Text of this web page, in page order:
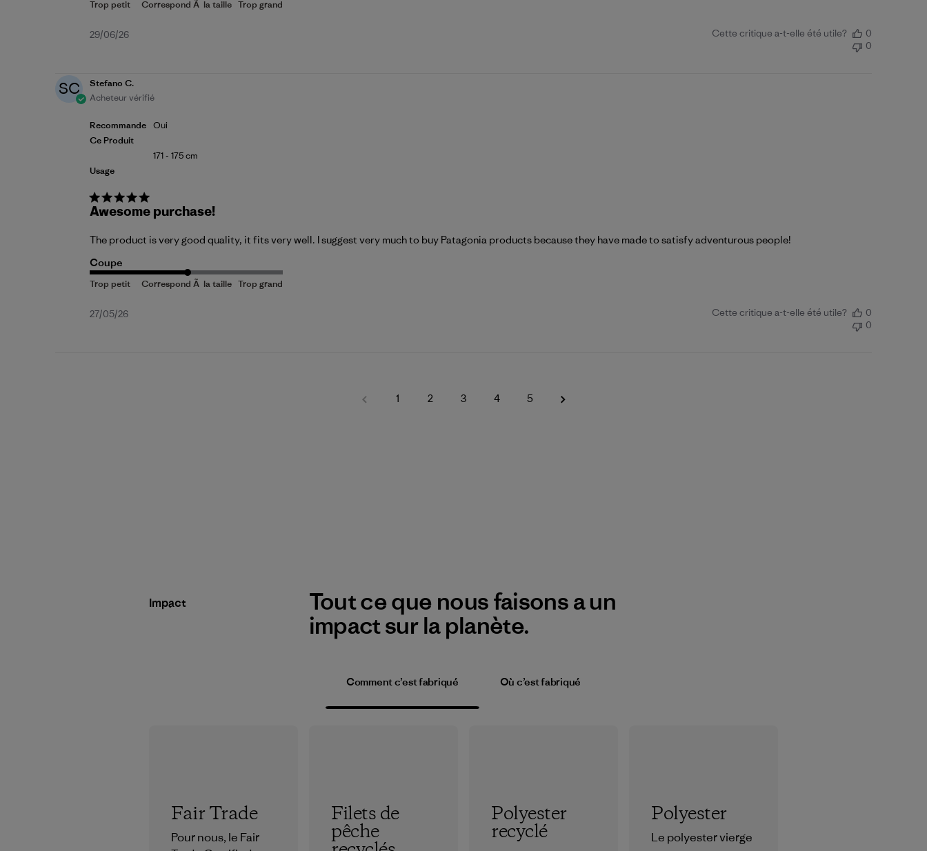
Date
29/06/26 Cette critique a-t-elle été utile?
0
0
SC
Stefano C.
Acheteur vérifié
Recommande
Ce Produit
Usage
Oui
171 - 175 cm
Awesome purchase!
The product is very good quality, it fits very well. I suggest very much to buy Patagonia products because they have made to satisfy adventurous people!
Coupe
Date
27/05/26 Cette critique a-t-elle été utile?
0
0
1 2 3 4 5
Impact
Tout ce que nous faisons a un
impact sur la planète.
Comment c’est fabriqué Où c’est fabriqué
Fair Trade
Pour nous, le Fair
Filets de
pêche
Polyester
recyclé
Polyester
Le polyester vierge